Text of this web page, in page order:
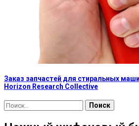
Заказ запчастей для стиральных
Horizon Research Collective
Найти: